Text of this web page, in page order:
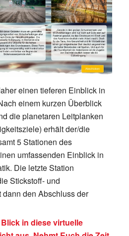
einen tieferen Einblick in
einem kurzen Überblick
die planetaren Leitplanken
erhält der/die
5 Stationen des
umfassenden Einblick in
Die letzte Station
Stickstoff- und
dann den Abschluss der
in diese virtuelle